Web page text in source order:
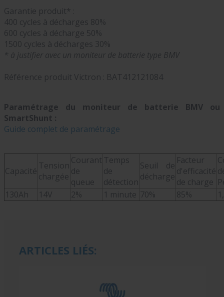
Garantie produit* :
400 cycles à décharges 80%
600 cycles à décharge 50%
1500 cycles à décharges 30%
* à justifier avec un moniteur de batterie type BMV
Référence produit Victron : BAT412121084
Paramétrage du moniteur de batterie BMV ou
SmartShunt :
Guide complet de paramétrage
Capacité Tension
chargée
Courant
de
queue
Temps
de
détection
Seuil de
décharge
Facteur
d'efficacité
de charge
130Ah
14V 2% 1 minute 70% 85%
ARTICLES LIÉS: